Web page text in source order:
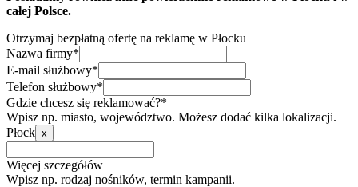
całej Polsce.
Otrzymaj bezpłatną ofertę na reklamę w Płocku
Nazwa firmy*
E-mail służbowy*
Telefon służbowy*
Gdzie chcesz się reklamować?*
Wpisz np. miasto, województwo. Możesz dodać kilka lokalizacji.
Płock x
Więcej szczegółów
Wpisz np. rodzaj nośników, termin kampanii.